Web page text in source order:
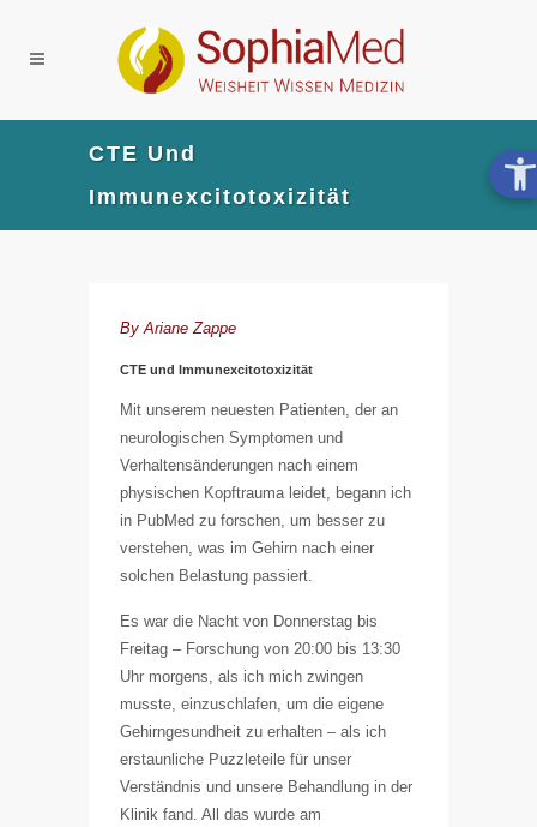
CTE Und
Immunexcitotoxizität
By Ariane Zappe
CTE und Immunexcitotoxizität
Mit unserem neuesten Patienten, der an
neurologischen Symptomen und
Verhaltensänderungen nach einem
physischen Kopftrauma leidet, begann ich
in PubMed zu forschen, um besser zu
verstehen, was im Gehirn nach einer
solchen Belastung passiert.
Es war die Nacht von Donnerstag bis
Freitag – Forschung von 20:00 bis 13:30
Uhr morgens, als ich mich zwingen
musste, einzuschlafen, um die eigene
Gehirngesundheit zu erhalten – als ich
erstaunliche Puzzleteile für unser
Verständnis und unsere Behandlung in der
Klinik fand. All das wurde am